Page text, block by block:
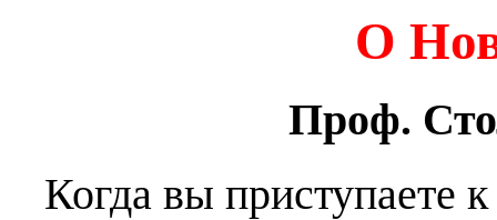
О
Проф.
Когда вы приступаете